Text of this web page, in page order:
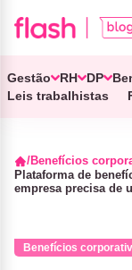
Gestão RH DP
Leis trabalhistas
Benefícios
Plataforma de
empresa precisa de
Benefícios